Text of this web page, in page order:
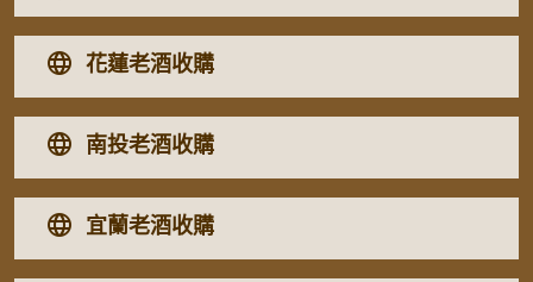
花蓮老酒收購
南投老酒收購
宜蘭老酒收購